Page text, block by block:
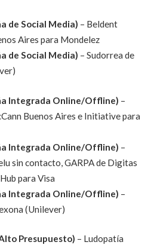
de Social Media) – Beldent
Aires para Mondelez
de Social Media) – Sudorrea de
Integrada Online/Offline) –
Buenos Aires e Initiative para
Integrada Online/Offline) –
sin contacto, GARPA de Digitas
para Visa
Integrada Online/Offline) –
(Unilever)
Presupuesto) – Ludopatía